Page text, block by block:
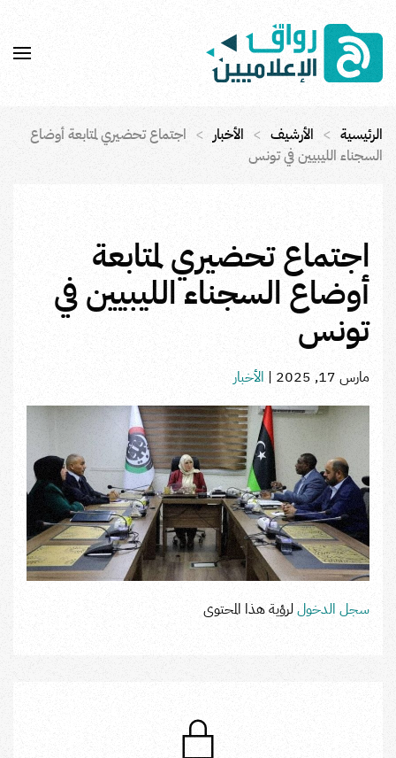
Skip to main content
الرئيسية الأرشيف الأخبار
اجتماع تحضيري لمتابعة أوضاع
السجناء الليبيين في تونس
اجتماع تحضيري لمتابعة
أوضاع السجناء الليبيين في
تونس
مارس 17, 2025 | الأخبار
سجل الدخوللرؤية هذا المحتوى